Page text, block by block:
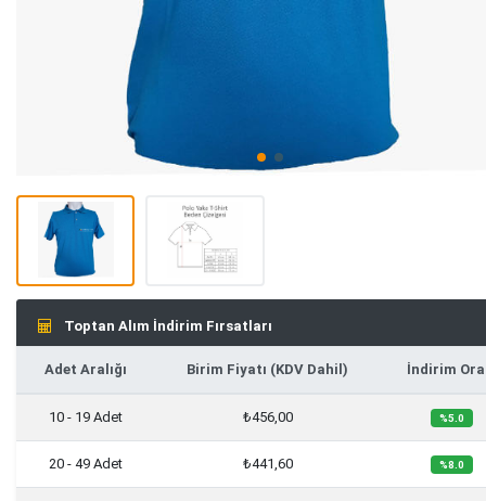
Toptan Alım İndirim Fırsatları
Adet Aralığı Birim Fiyatı (KDV Dahil) İndirim
10 - 19 Adet ₺456,00 %5.0
20 - 49 Adet ₺441,60 %8.0